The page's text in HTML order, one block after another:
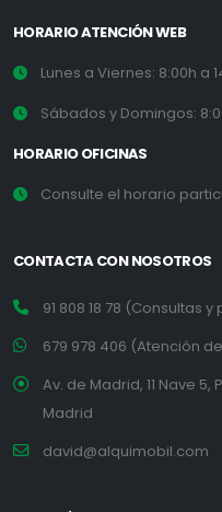
HORARIO ATENCIÓN WEB
Lunes a Viernes: 8:00h a
Sábados y Domingos:
HORARIO OFICINAS
Consulte el horario
CONTACTA CON NOSOTROS
91 808 18 78 (Consultas
679 978 406 (Atención de
Av. de Madrid, 11 Nave
Madrid
david@alquimobil.com